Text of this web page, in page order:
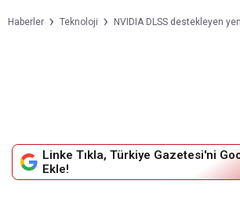
Haberler Teknoloji NVIDIA DLSS destekleyen
Linke Tıkla, Türkiye Gazetesi'ni
Ekle!